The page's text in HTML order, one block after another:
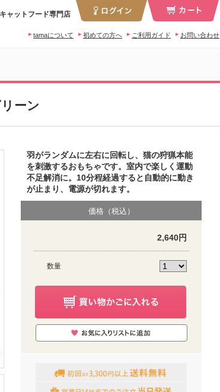
ャットフード専門店
お問い合わせ
ご利用ガイド
初めての方へ
tamaについて
ーン
羽がランダムに左右に回転し、猫の狩猟本能
を刺激するおもちゃです。室内で楽しく運動
不足解消に。10分程経過すると自動的に動き
が止まり、電源が切れます。
価格（税込）
2,640円
数量